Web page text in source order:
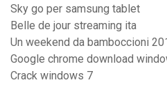
Sky go per samsung tablet
Belle de jour streaming ita
Un weekend da bamboccioni
Google chrome download
Crack windows 7